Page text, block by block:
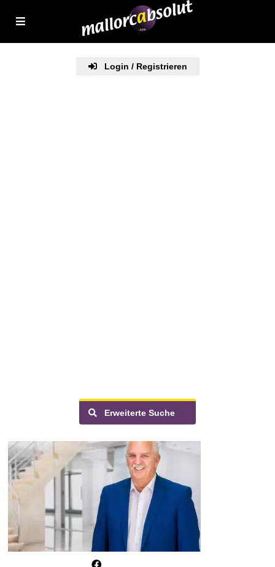
Login / Registrieren
Erweiterte Suche